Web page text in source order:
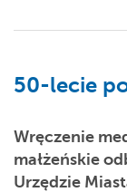
50-lecie
Wręczenie
małżeńskie
Urzędzie